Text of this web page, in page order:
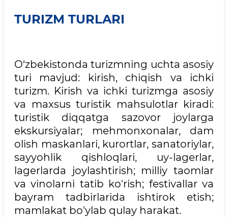
TURIZM TURLARI
O‘zbekistonda turizmning uchta asosiy
turi mavjud: kirish, chiqish va ichki
turizm. Kirish va ichki turizmga asosiy
va maxsus turistik mahsulotlar kiradi:
turistik diqqatga sazovor joylarga
ekskursiyalar; mehmonxonalar, dam
olish maskanlari, kurortlar, sanatoriylar,
sayyohlik qishloqlari, uy-lagerlar,
lagerlarda joylashtirish; milliy taomlar
va vinolarni tatib ko'rish; festivallar va
bayram tadbirlarida ishtirok etish;
mamlakat bo'ylab qulay harakat.